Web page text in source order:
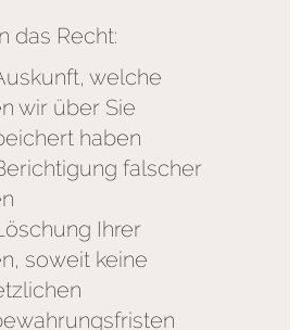
das Recht:
welche
wir über Sie
haben
falscher
Ihrer
soweit keine